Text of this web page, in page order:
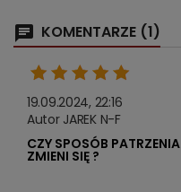
KOMENTARZE (1)
19.09.2024, 22:16
Autor JAREK N-F
CZY SPOSÓB
ZMIENI SIĘ ?